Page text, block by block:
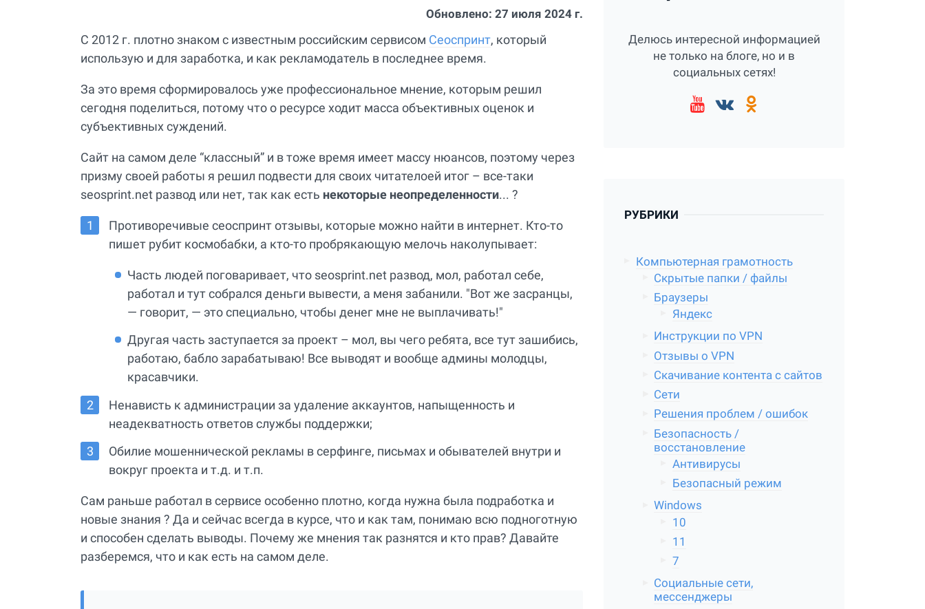
Обновлено: 27 июля 2024 г.
C 2012 г. плотно знаком с известным российским сервисом Сеоспринт, который
использую и для заработка, и как рекламодатель в последнее время.
За это время сформировалось уже профессиональное мнение, которым решил
сегодня поделиться, потому что о ресурсе ходит масса объективных оценок и
субъективных суждений.
Сайт на самом деле “классный” и в тоже время имеет массу нюансов, поэтому через
призму своей работы я решил подвести для своих читателоей итог – все-таки
seosprint.net развод или нет, так как есть некоторые неопределенности... ?
Противоречивые сеоспринт отзывы, которые можно найти в интернет. Кто-то
пишет рубит космобабки, а кто-то пробрякающую мелочь наколупывает:
Часть людей поговаривает, что seosprint.net развод, мол, работал себе,
работал и тут собрался деньги вывести, а меня забанили. "Вот же засранцы,
— говорит, — это специально, чтобы денег мне не выплачивать!"
Другая часть заступается за проект – мол, вы чего ребята, все тут зашибись,
работаю, бабло зарабатываю! Все выводят и вообще админы молодцы,
красавчики.
Ненависть к администрации за удаление аккаунтов, напыщенность и
неадекватность ответов службы поддержки;
Обилие мошеннической рекламы в серфинге, письмах и обывателей внутри и
вокруг проекта и т.д. и т.п.
Сам раньше работал в сервисе особенно плотно, когда нужна была подработка и
новые знания ? Да и сейчас всегда в курсе, что и как там, понимаю всю подноготную
и способен сделать выводы. Почему же мнения так разнятся и кто прав? Давайте
разберемся, что и как есть на самом деле.
Делюсь интересной информацией
не только на блоге, но и в
социальных сетях!
РУБРИКИ
Компьютерная грамотность
Скрытые папки / файлы
Браузеры
Яндекс
Инструкции по VPN
Отзывы о VPN
Скачивание контента с сайтов
Сети
Решения проблем / ошибок
Безопасность /
восстановление
Антивирусы
Безопасный режим
Windows
10
11
7
Социальные сети,
мессенджеры